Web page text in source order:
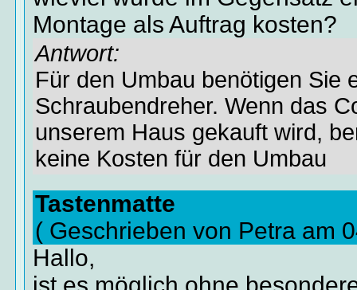
Montage als Auftrag kosten?
Antwort:
Für den Umbau benötigen Sie
Schraubendreher. Wenn das
unserem Haus gekauft wird,
keine Kosten für den Umbau
Tastenmatte
( Geschrieben von Petra am
Hallo,